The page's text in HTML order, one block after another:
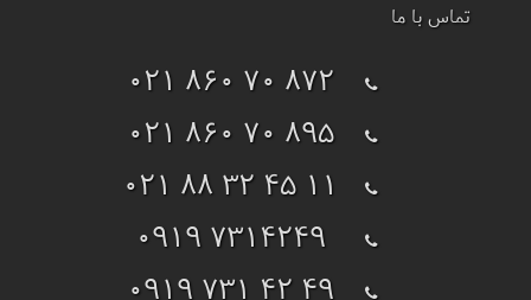
تماس با ما
021 860 70 872
021 860 70 895
021 88 32 45 11
0919 7314249
0919 731 42 49